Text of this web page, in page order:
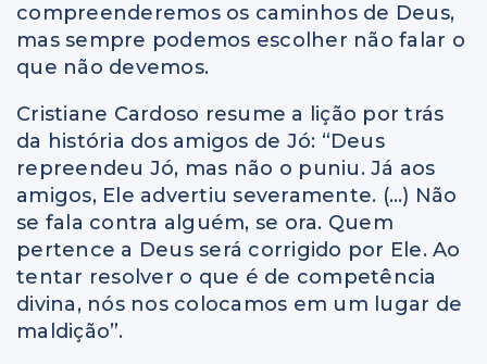
compreenderemos os caminhos de Deus,
mas sempre podemos escolher não falar o
que não devemos.
Cristiane Cardoso resume a lição por trás
da história dos amigos de Jó: “Deus
repreendeu Jó, mas não o puniu. Já aos
amigos, Ele advertiu severamente. (…) Não
se fala contra alguém, se ora. Quem
pertence a Deus será corrigido por Ele. Ao
tentar resolver o que é de competência
divina, nós nos colocamos em um lugar de
maldição”.